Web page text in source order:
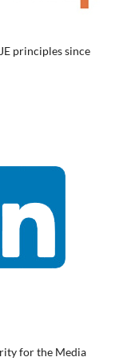
principles since
for the Media